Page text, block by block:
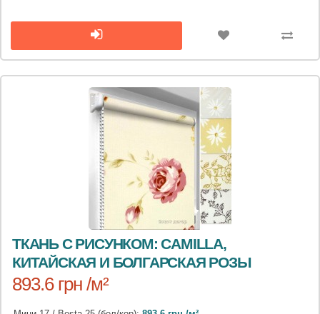
ТКАНЬ С РИСУНКОМ: CAMILLA,
КИТАЙСКАЯ И БОЛГАРСКАЯ РОЗЫ
893.6 грн /м²